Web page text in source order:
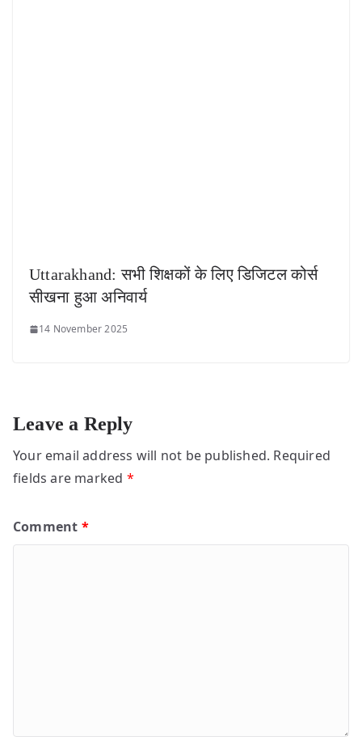
Uttarakhand: सभी शिक्षकों के लिए डिजिटल कोर्स
सीखना हुआ अनिवार्य
14 November 2025
Leave a Reply
Your email address will not be published. Required
fields are marked *
Comment *